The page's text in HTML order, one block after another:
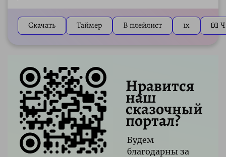
Play Mute
Скачать Таймер В плейлист 1x 📖
Нравится
наш
сказочный
портал?
Будем
благодарны за